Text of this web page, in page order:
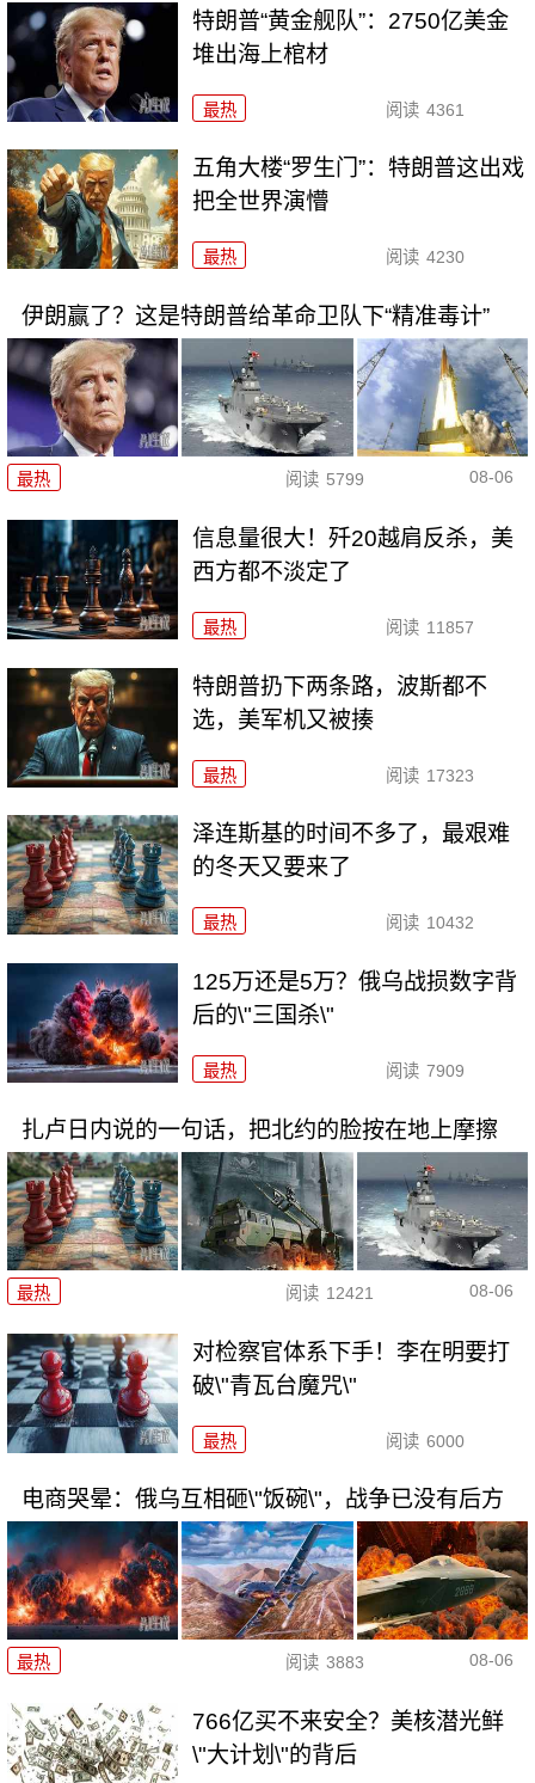
特朗普“黄金舰队”：2750亿美金
堆出海上棺材
最热 阅读 4361
五角大楼“罗生门”：特朗普这出戏
把全世界演懵
最热 阅读 4230
伊朗赢了？这是特朗普给革命卫队下“精准毒计”
最热 阅读 5799 08-06
信息量很大！歼20越肩反杀，美
西方都不淡定了
最热 阅读 11857
特朗普扔下两条路，波斯都不
选，美军机又被揍
最热 阅读 17323
泽连斯基的时间不多了，最艰难
的冬天又要来了
最热 阅读 10432
125万还是5万？俄乌战损数字背
后的\"三国杀\"
最热 阅读 7909
扎卢日内说的一句话，把北约的脸按在地上摩擦
最热 阅读 12421 08-06
对检察官体系下手！李在明要打
破\"青瓦台魔咒\"
最热 阅读 6000
电商哭晕：俄乌互相砸\"饭碗\"，战争已没有后方
最热 阅读 3883 08-06
766亿买不来安全？美核潜光鲜
\"大计划\"的背后